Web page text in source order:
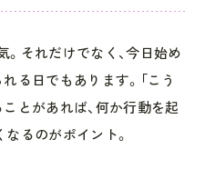
それだけでなく、今日始め
る日でもあります。「こう
とがあれば、何か行動を起
るのがポイント。